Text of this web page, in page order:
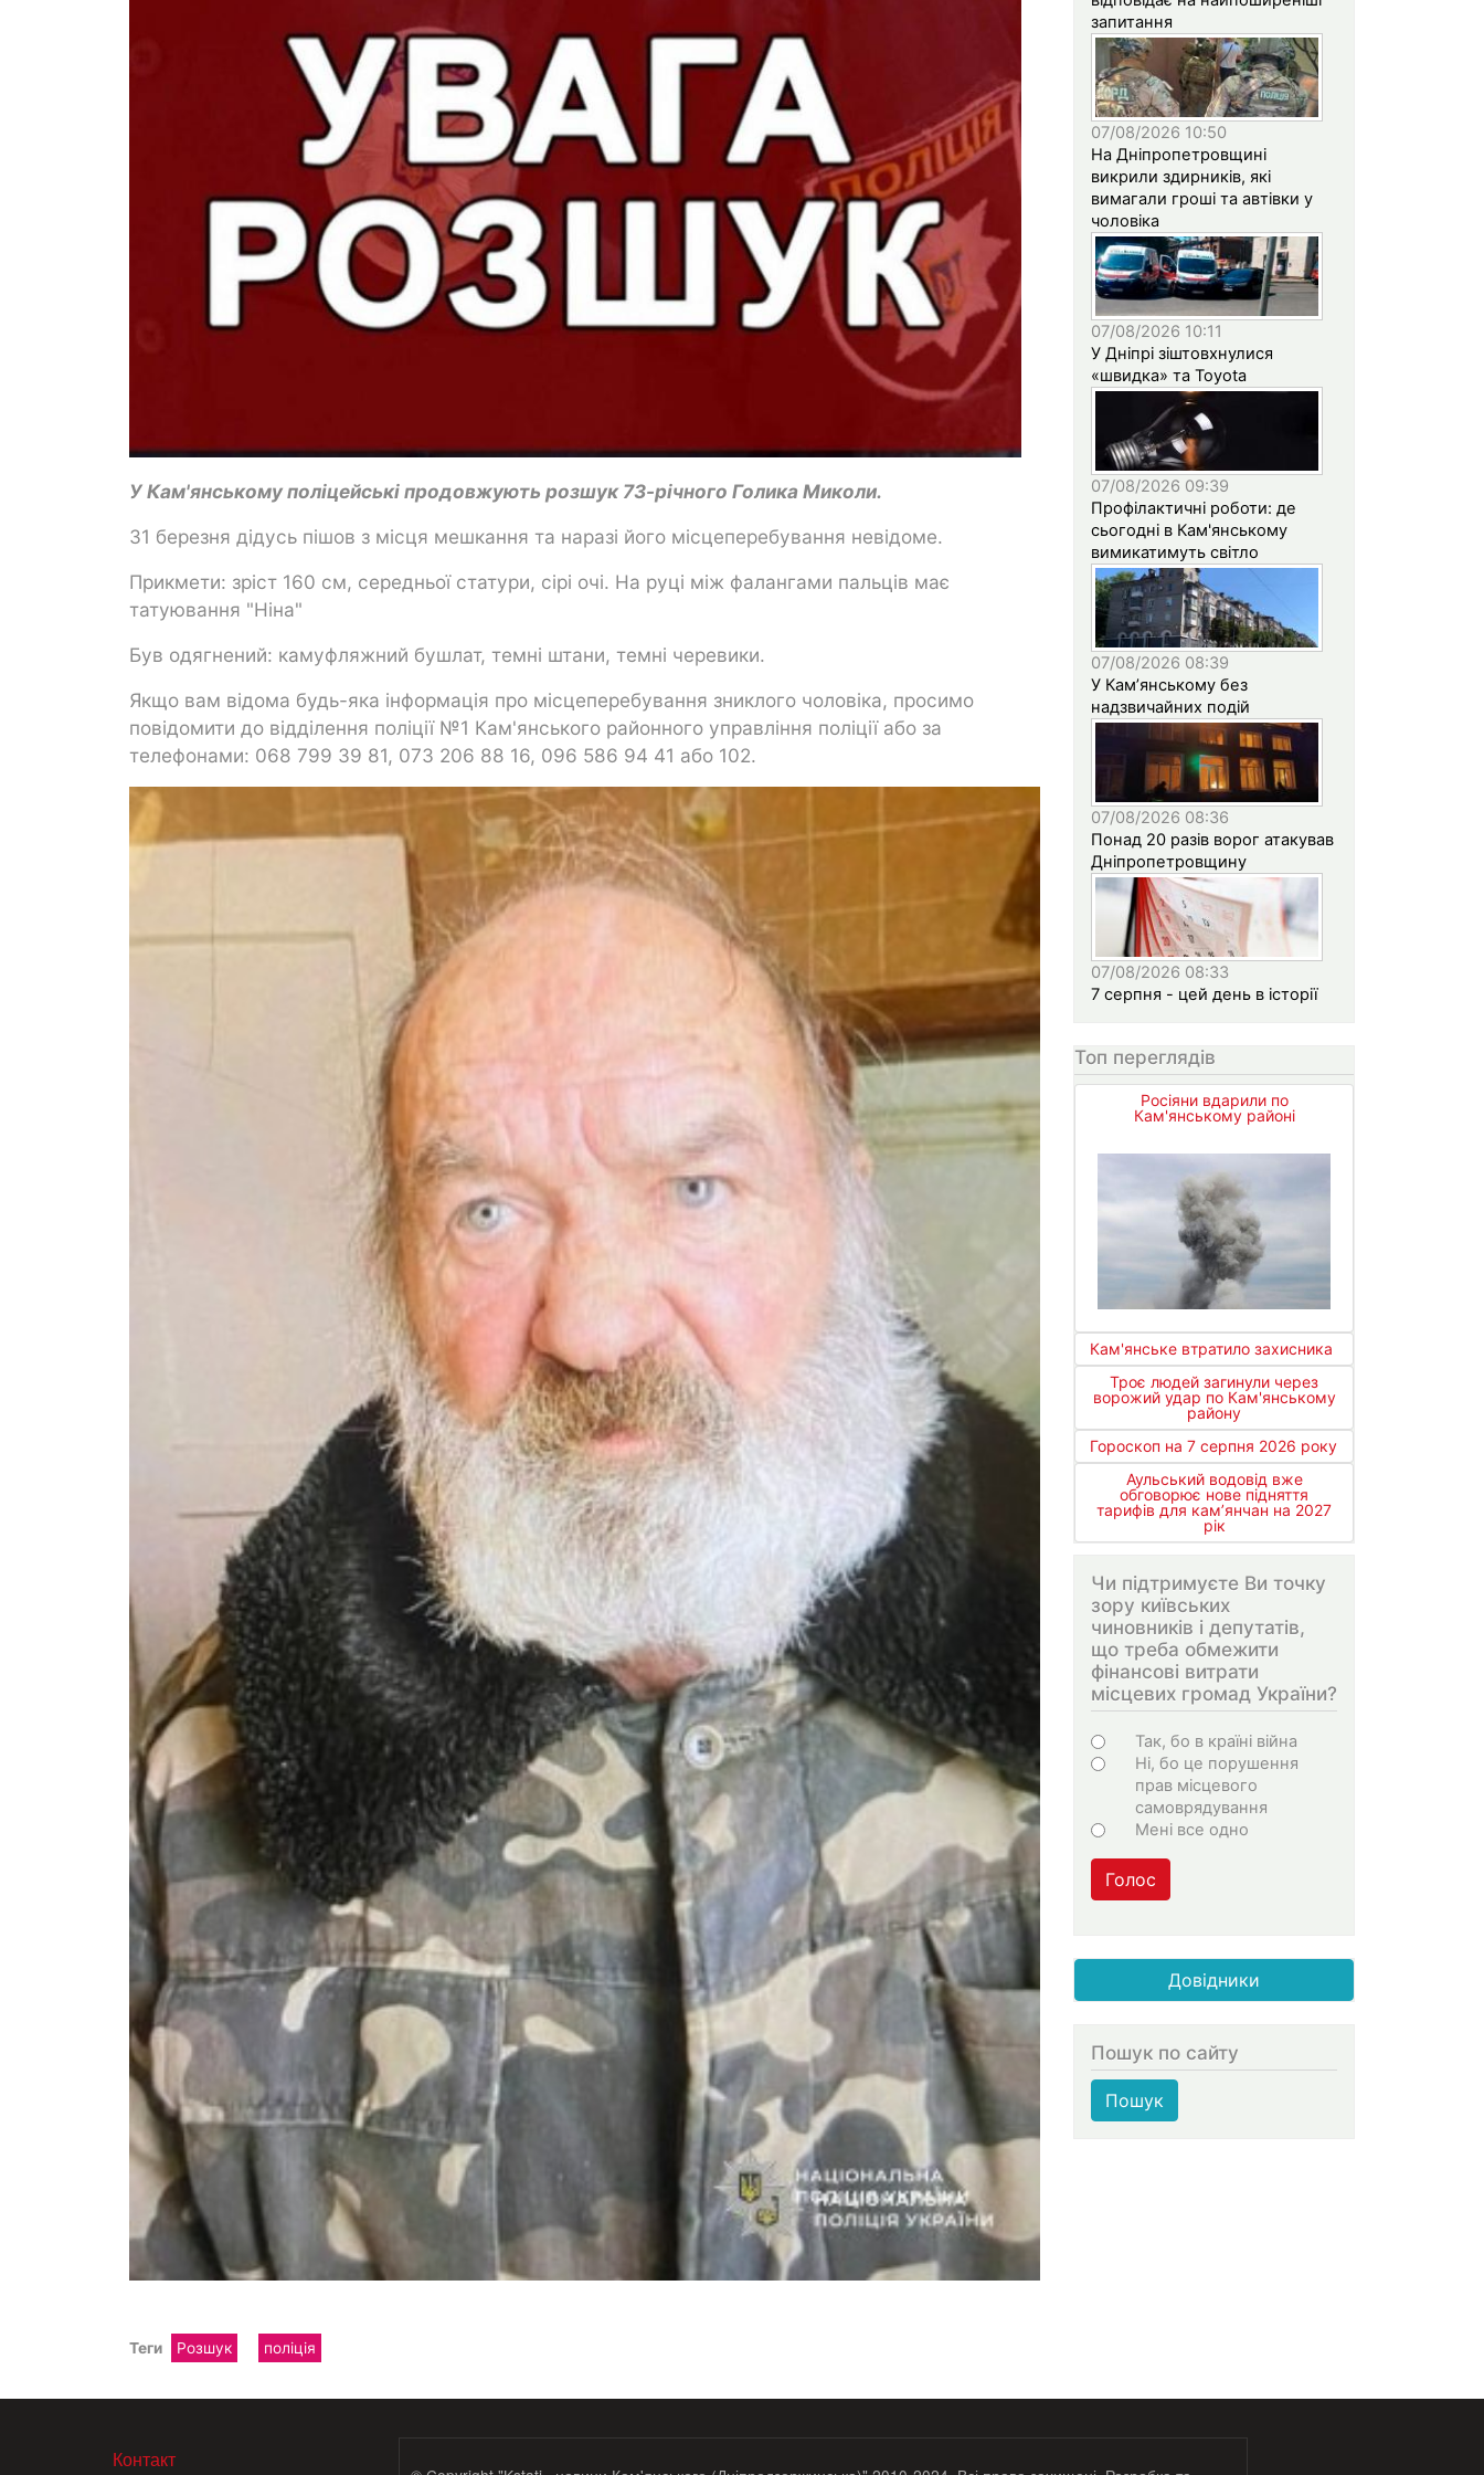
У Кам'янському поліцейські продовжують розшук 73-річного Голика Миколи.
31 березня дідусь пішов з місця мешкання та наразі його місцеперебування невідоме.
Прикмети: зріст 160 см, середньої статури, сірі очі. На руці між фалангами пальців має
татуювання "Ніна"
Був одягнений: камуфляжний бушлат, темні штани, темні черевики.
Якщо вам відома будь-яка інформація про місцеперебування зниклого чоловіка, просимо
повідомити до відділення поліції №1 Кам'янського районного управління поліції або за
телефонами: 068 799 39 81, 073 206 88 16, 096 586 94 41 або 102.
Теги Розшук поліція
запитання
07/08/2026 10:50
На Дніпропетровщині
викрили здирників, які
вимагали гроші та автівки у
чоловіка
07/08/2026 10:11
У Дніпрі зіштовхнулися
«швидка» та Toyota
07/08/2026 09:39
Профілактичні роботи: де
сьогодні в Кам'янському
вимикатимуть світло
07/08/2026 08:39
У Кам’янському без
надзвичайних подій
07/08/2026 08:36
Понад 20 разів ворог атакував
Дніпропетровщину
07/08/2026 08:33
7 серпня - цей день в історії
Топ переглядів
Росіяни вдарили по
Кам'янському районі
Кам'янське втратило захисника
Троє людей загинули через
ворожий удар по Кам'янському
району
Гороскоп на 7 серпня 2026 року
Аульський водовід вже
обговорює нове підняття
тарифів для кам’янчан на 2027
рік
Чи підтримуєте Ви точку
зору київських
чиновників і депутатів,
що треба обмежити
фінансові витрати
місцевих громад України?
Варіанти
Так, бо в країні війна
Ні, бо це порушення
прав місцевого
самоврядування
Мені все одно
Голос
Довідники
Пошук по сайту
Пошук
МЕНЮ В ПОДВАЛЕ
Контакт